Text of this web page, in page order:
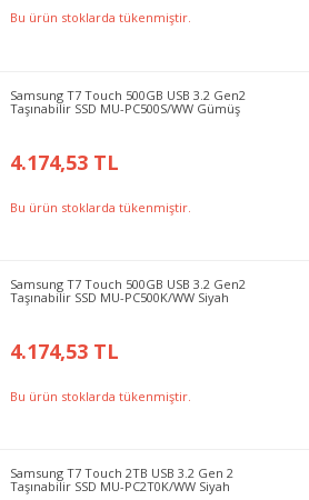
Bu ürün stoklarda tükenmiştir.
Samsung T7 Touch 500GB USB 3.2 Gen2
Taşınabilir SSD MU-PC500S/WW Gümüş
4.174,53 TL
Bu ürün stoklarda tükenmiştir.
Samsung T7 Touch 500GB USB 3.2 Gen2
Taşınabilir SSD MU-PC500K/WW Siyah
4.174,53 TL
Bu ürün stoklarda tükenmiştir.
Samsung T7 Touch 2TB USB 3.2 Gen 2
Taşınabilir SSD MU-PC2T0K/WW Siyah